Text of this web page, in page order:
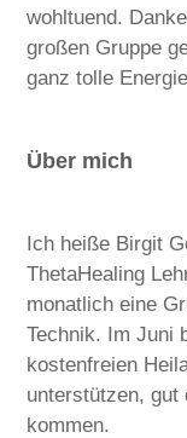
wohltuend.
großen Gruppe
ganz tolle
Über mich
Ich heiße Birgit
ThetaHealing
monatlich eine
Technik. Im Juni
kostenfreien
unterstützen, gut
kommen.